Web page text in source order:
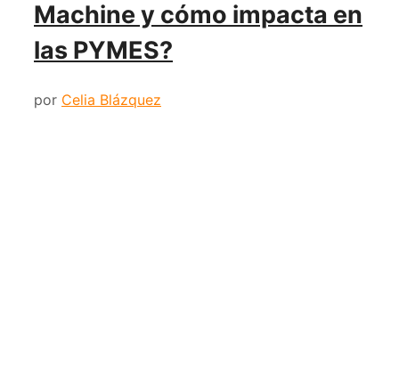
Machine y cómo impacta en
las PYMES?
por Celia Blázquez